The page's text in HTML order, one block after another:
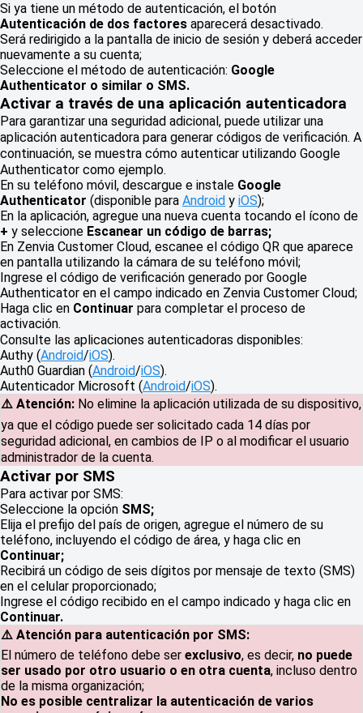
Si ya tiene un método de autenticación, el botón
Autenticación de dos factores aparecerá desactivado.
Será redirigido a la pantalla de inicio de sesión y deberá acceder
nuevamente a su cuenta;
Seleccione el método de autenticación: Google
Authenticator o similar o SMS.
Activar a través de una aplicación autenticadora
Para garantizar una seguridad adicional, puede utilizar una
aplicación autenticadora para generar códigos de verificación. A
continuación, se muestra cómo autenticar utilizando Google
Authenticator como ejemplo.
En su teléfono móvil, descargue e instale Google
Authenticator (disponible para Android y iOS);
En la aplicación, agregue una nueva cuenta tocando el ícono de
+ y seleccione Escanear un código de barras;
En Zenvia Customer Cloud, escanee el código QR que aparece
en pantalla utilizando la cámara de su teléfono móvil;
Ingrese el código de verificación generado por Google
Authenticator en el campo indicado en Zenvia Customer Cloud;
Haga clic en Continuar para completar el proceso de
activación.
Consulte las aplicaciones autenticadoras disponibles:
Authy (Android/iOS).
Auth0 Guardian (Android/iOS).
Autenticador Microsoft (Android/iOS).
⚠️ Atención: No elimine la aplicación utilizada de su dispositivo,
ya que el código puede ser solicitado cada 14 días por
seguridad adicional, en cambios de IP o al modificar el usuario
administrador de la cuenta.
Activar por SMS
Para activar por SMS:
Seleccione la opción SMS;
Elija el prefijo del país de origen, agregue el número de su
teléfono, incluyendo el código de área, y haga clic en
Continuar;
Recibirá un código de seis dígitos por mensaje de texto (SMS)
en el celular proporcionado;
Ingrese el código recibido en el campo indicado y haga clic en
Continuar.
⚠️ Atención para autenticación por SMS:
El número de teléfono debe ser exclusivo, es decir, no puede
ser usado por otro usuario o en otra cuenta, incluso dentro
de la misma organización;
No es posible centralizar la autenticación de varios